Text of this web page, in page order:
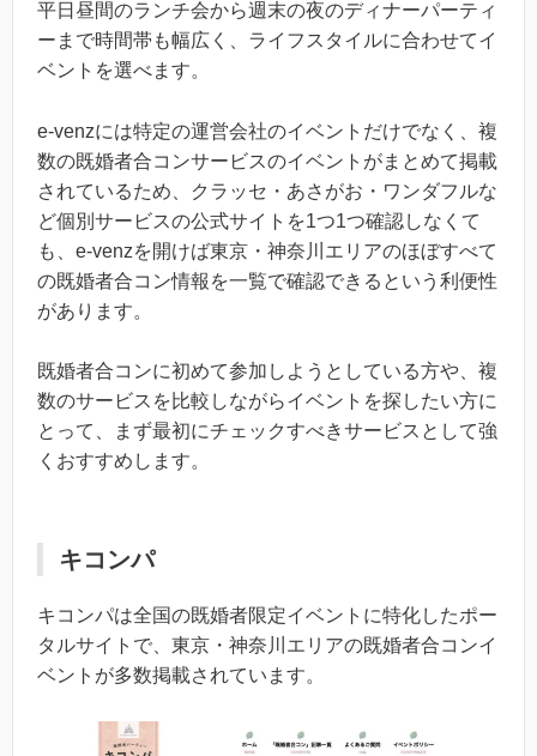
平日昼間のランチ会から週末の夜のディナーパーティ
ーまで時間帯も幅広く、ライフスタイルに合わせてイ
ベントを選べます。
e-venzには特定の運営会社のイベントだけでなく、複
数の既婚者合コンサービスのイベントがまとめて掲載
されているため、クラッセ・あさがお・ワンダフルな
ど個別サービスの公式サイトを1つ1つ確認しなくて
も、e-venzを開けば東京・神奈川エリアのほぼすべて
の既婚者合コン情報を一覧で確認できるという利便性
があります。
既婚者合コンに初めて参加しようとしている方や、複
数のサービスを比較しながらイベントを探したい方に
とって、まず最初にチェックすべきサービスとして強
くおすすめします。
キコンパ
キコンパは全国の既婚者限定イベントに特化したポー
タルサイトで、東京・神奈川エリアの既婚者合コンイ
ベントが多数掲載されています。